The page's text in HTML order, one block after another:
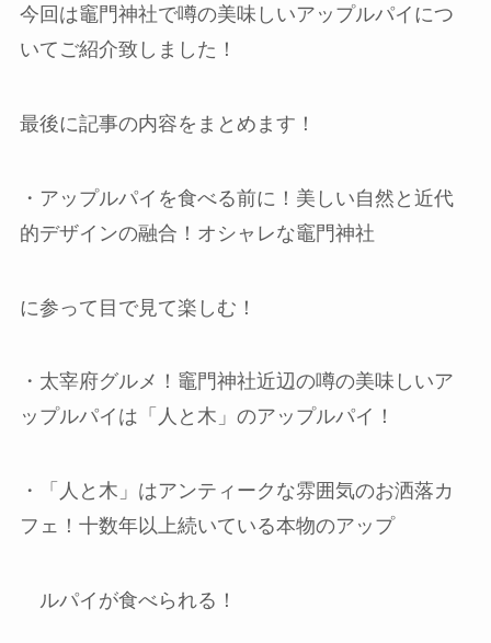
今回は竈門神社で噂の美味しいアップルパイにつ
いてご紹介致しました！
最後に記事の内容をまとめます！
・アップルパイを食べる前に！美しい自然と近代
的デザインの融合！オシャレな竈門神社
に参って目で見て楽しむ！
・太宰府グルメ！竈門神社近辺の噂の美味しいア
ップルパイは「人と木」のアップルパイ！
・「人と木」はアンティークな雰囲気のお洒落カ
フェ！十数年以上続いている本物のアップ
ルパイが食べられる！